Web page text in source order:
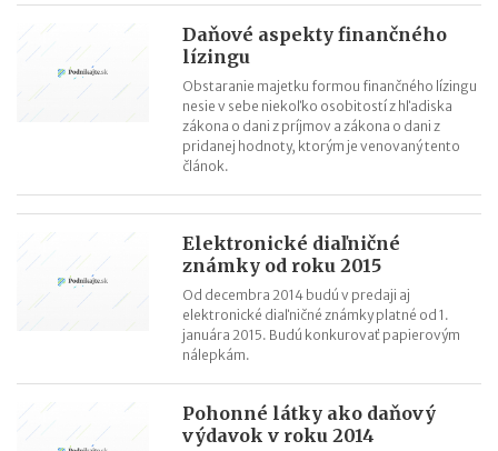
Daňové aspekty finančného
lízingu
Obstaranie majetku formou finančného lízingu
nesie v sebe niekoľko osobitostí z hľadiska
zákona o dani z príjmov a zákona o dani z
pridanej hodnoty, ktorým je venovaný tento
článok.
Elektronické diaľničné
známky od roku 2015
Od decembra 2014 budú v predaji aj
elektronické diaľničné známky platné od 1.
januára 2015. Budú konkurovať papierovým
nálepkám.
Pohonné látky ako daňový
výdavok v roku 2014